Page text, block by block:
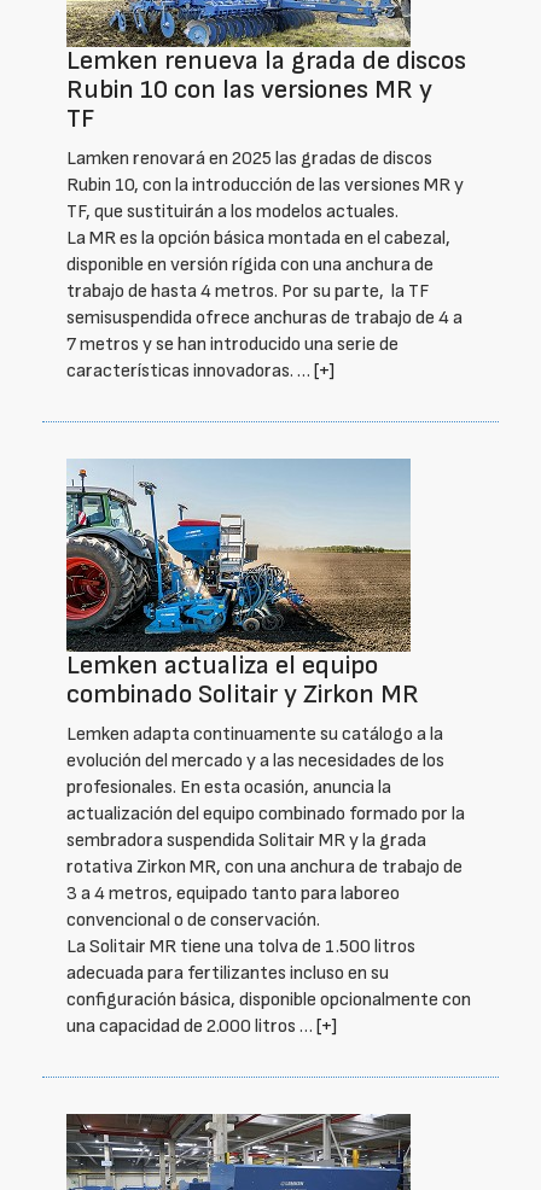
Lemken renueva la grada de discos
Rubin 10 con las versiones MR y
TF
Lamken renovará en 2025 las gradas de discos
Rubin 10, con la introducción de las versiones MR y
TF, que sustituirán a los modelos actuales.
La MR es la opción básica montada en el cabezal,
disponible en versión rígida con una anchura de
trabajo de hasta 4 metros. Por su parte, la TF
semisuspendida ofrece anchuras de trabajo de 4 a
7 metros y se han introducido una serie de
características innovadoras. … [+]
Lemken actualiza el equipo
combinado Solitair y Zirkon MR
Lemken adapta continuamente su catálogo a la
evolución del mercado y a las necesidades de los
profesionales. En esta ocasión, anuncia la
actualización del equipo combinado formado por la
sembradora suspendida Solitair MR y la grada
rotativa Zirkon MR, con una anchura de trabajo de
3 a 4 metros, equipado tanto para laboreo
convencional o de conservación.
La Solitair MR tiene una tolva de 1.500 litros
adecuada para fertilizantes incluso en su
configuración básica, disponible opcionalmente con
una capacidad de 2.000 litros … [+]